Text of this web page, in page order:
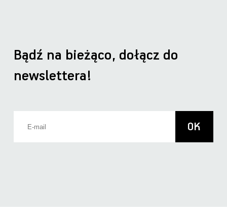
Bądź na bieżąco, dołącz do
newslettera!